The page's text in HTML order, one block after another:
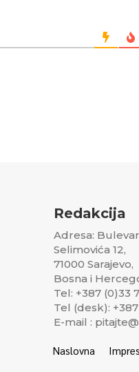
Redakcija
Adresa:
Selimovića 12,
71000 Sarajevo,
Bosna i
Tel: +387 (0)33
Tel (desk):
E-mail :
Naslovna